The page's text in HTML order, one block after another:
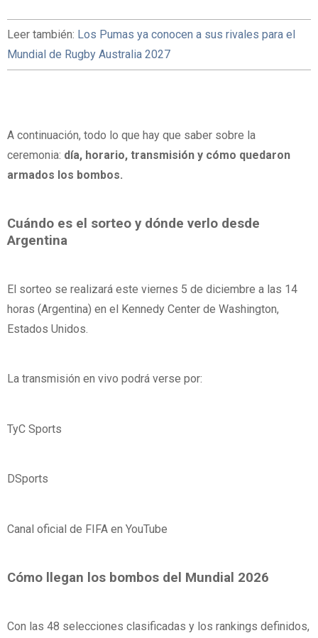
Leer también: Los Pumas ya conocen a sus rivales para el
Mundial de Rugby Australia 2027
A continuación, todo lo que hay que saber sobre la
ceremonia: día, horario, transmisión y cómo quedaron
armados los bombos.
Cuándo es el sorteo y dónde verlo desde
Argentina
El sorteo se realizará este viernes 5 de diciembre a las 14
horas (Argentina) en el Kennedy Center de Washington,
Estados Unidos.
La transmisión en vivo podrá verse por:
TyC Sports
DSports
Canal oficial de FIFA en YouTube
Cómo llegan los bombos del Mundial 2026
Con las 48 selecciones clasificadas y los rankings definidos,